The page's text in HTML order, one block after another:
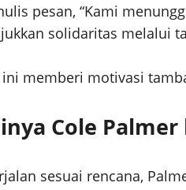
pesan, “Kami
solidaritas melalui
memberi motivasi
Cole Palmer
sesuai rencana,